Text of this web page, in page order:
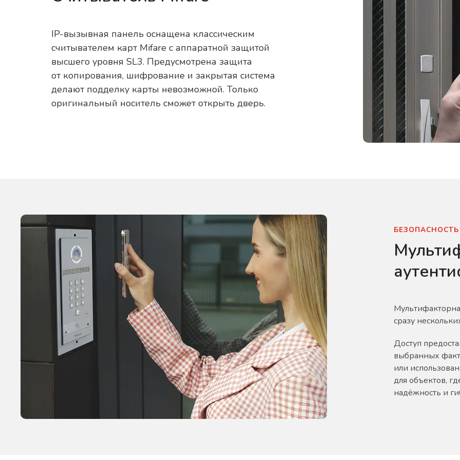
IP-вызывная панель оснащена классическим
считывателем карт Mifare с аппаратной защитой
высшего уровня SL3. Предусмотрена защита
от копирования, шифрование и закрытая система
делают подделку карты невозможной. Только
оригинальный носитель сможет открыть дверь.
БЕЗОПАСНОСТЬ
сразу
Доступ
выбранных
или
для объектов,
надёжность и